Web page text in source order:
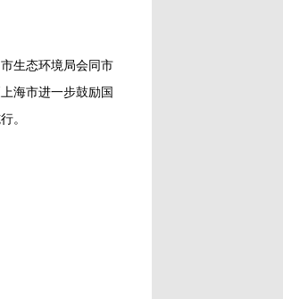
生态环境局会同市
海市进一步鼓励国
。